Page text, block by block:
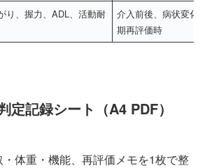
り、握力、ADL、活動耐
介入前後、病状変化
期再評価時
定記録シート（A4 PDF）
体重・機能、再評価メモを1枚で整